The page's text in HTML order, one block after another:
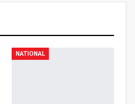
NATIONAL